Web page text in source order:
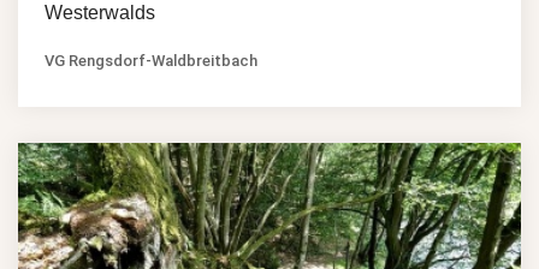
Westerwalds
VG Rengsdorf-Waldbreitbach